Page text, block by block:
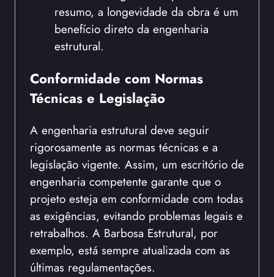
resumo, a longevidade da obra é um
benefício direto da engenharia
estrutural.
Conformidade com Normas
Técnicas e Legislação
A engenharia estrutural deve seguir
rigorosamente as normas técnicas e a
legislação vigente. Assim, um escritório de
engenharia competente garante que o
projeto esteja em conformidade com todas
as exigências, evitando problemas legais e
retrabalhos. A Barbosa Estrutural, por
exemplo, está sempre atualizada com as
últimas regulamentações.